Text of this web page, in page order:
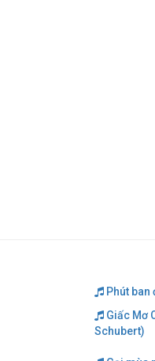
Phút ban
Giấc Mơ
Schubert)